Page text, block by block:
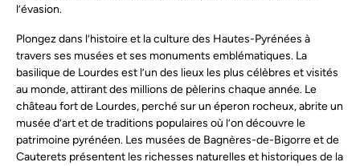
l’évasion.
Plongez dans l’histoire et la culture des Hautes-Pyrénées à
travers ses musées et ses monuments emblématiques. La
basilique de Lourdes est l’un des lieux les plus célèbres et visités
au monde, attirant des millions de pèlerins chaque année. Le
château fort de Lourdes, perché sur un éperon rocheux, abrite un
musée d’art et de traditions populaires où l’on découvre le
patrimoine pyrénéen. Les musées de Bagnères-de-Bigorre et de
Cauterets présentent les richesses naturelles et historiques de la